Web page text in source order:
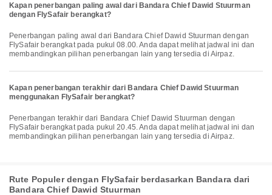
Kapan penerbangan paling awal dari Bandara Chief Dawid Stuurman
dengan FlySafair berangkat?
Penerbangan paling awal dari Bandara Chief Dawid Stuurman dengan
FlySafair berangkat pada pukul 08.00. Anda dapat melihat jadwal ini dan
membandingkan pilihan penerbangan lain yang tersedia di Airpaz.
Kapan penerbangan terakhir dari Bandara Chief Dawid Stuurman
menggunakan FlySafair berangkat?
Penerbangan terakhir dari Bandara Chief Dawid Stuurman dengan
FlySafair berangkat pada pukul 20.45. Anda dapat melihat jadwal ini dan
membandingkan pilihan penerbangan lain yang tersedia di Airpaz.
Rute Populer dengan FlySafair berdasarkan Bandara dari
Bandara Chief Dawid Stuurman